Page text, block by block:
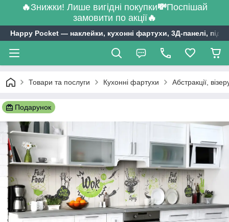
🔥Знижки! Лише вигідні покупки💸Поспішай
замовити по акції🔥
Happy Pocket ― наклейки, кухонні фартухи, 3Д-панелі,
Товари та послуги Кухонні фартухи Абстракції,
Подарунок